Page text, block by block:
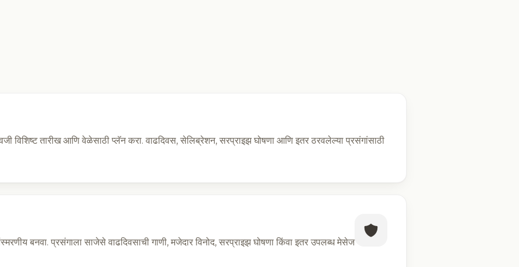
विशिष्ट तारीख आणि वेळेसाठी प्लॅन करा. वाढदिवस, सेलिब्रेशन, सरप्राइझ घोषणा आणि इतर ठरवलेल्या प्रसंगांसाठी
बनवा. प्रसंगाला साजेसे वाढदिवसाची गाणी, मजेदार विनोद, सरप्राइझ घोषणा किंवा इतर उपलब्ध मेसेज